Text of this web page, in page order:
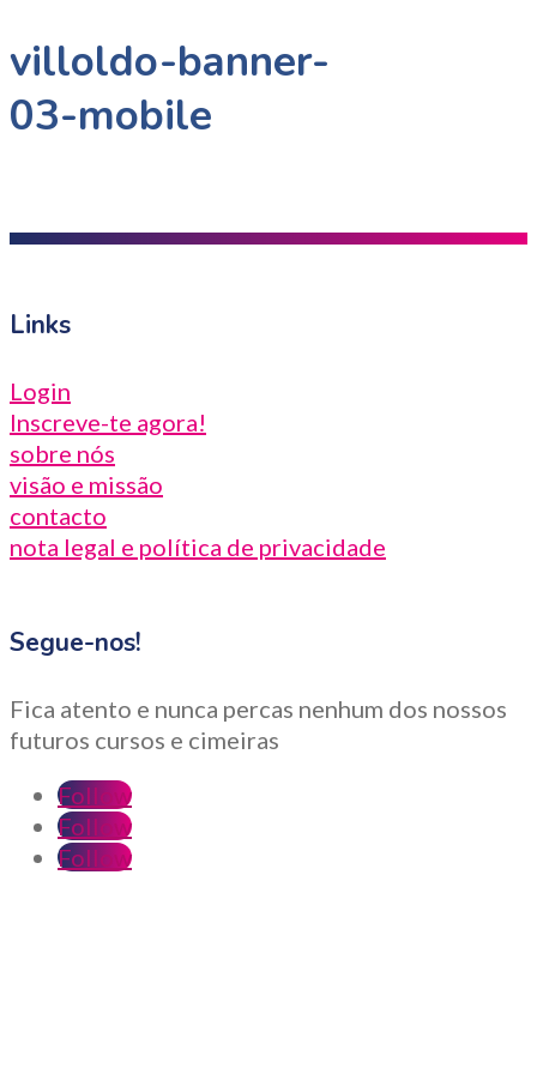
villoldo-banner-
03-mobile
Links
Login
Inscreve-te agora!
sobre nós
visão e missão
contacto
nota legal e política de privacidade
Segue-nos!
Fica atento e nunca percas nenhum dos nossos
futuros cursos e cimeiras
Follow
Follow
Follow